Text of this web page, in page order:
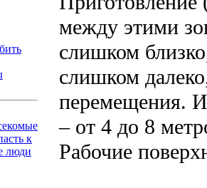
к
люди
между этими
слишком
слишком
перемещения.
– от 4 до 8
Рабочие